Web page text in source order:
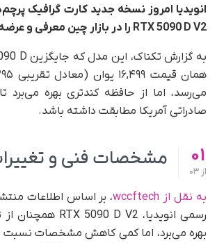
RTX 5090 D V2 را در بازار چین معرفی و عرضه کرد.
می‌رسد، اما از حافظه کندتری بهره می‌برد
صادراتی آمریکا مطابقت داشته باشد.
01
از
مشخصات فنی و
به نقل از wccftech
، بر اساس اطلاعات
بهره می‌برد، اما کمی کاهش مشخصات نسبت